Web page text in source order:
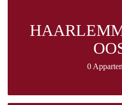
0